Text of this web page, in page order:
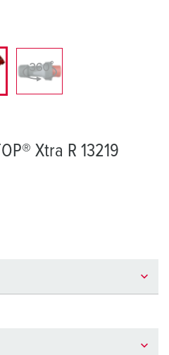
Xtra R 13219